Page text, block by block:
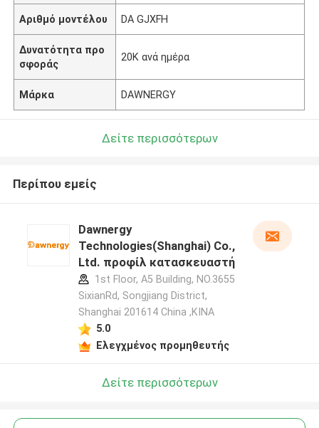
Αριθμό μοντέλου DA GJXFH
Δυνατότητα προ
σφοράς
20K ανά ημέρα
Μάρκα DAWNERGY
Δείτε περισσότερων
Περίπου εμείς
Dawnergy
Technologies(Shanghai) Co.,
Ltd. προφίλ κατασκευαστή
1st Floor, A5 Building, NO.3655
SixianRd, Songjiang District,
Shanghai 201614 China ,ΚΙΝΑ
5.0
Ελεγχμένος προμηθευτής
Δείτε περισσότερων